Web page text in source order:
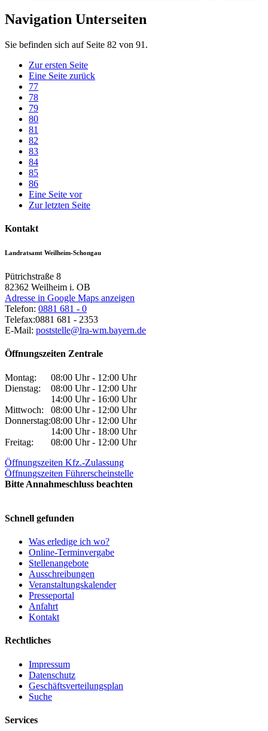
Navigation Unterseiten
Sie befinden sich auf Seite 82 von 91.
Zur ersten Seite
Eine Seite zurück
77
78
79
80
81
82
83
84
85
86
Eine Seite vor
Zur letzten Seite
Kontakt
Landratsamt Weilheim-Schongau
Pütrichstraße 8
82362 Weilheim i. OB
Adresse in Google Maps anzeigen
Telefon: 0881 681 - 0
Telefax:0881 681 - 2353
E-Mail: poststelle@lra-wm.bayern.de
Öffnungszeiten Zentrale
Montag:
08:00 Uhr - 12:00 Uhr
Dienstag:
08:00 Uhr - 12:00 Uhr
14:00 Uhr - 16:00 Uhr
Mittwoch:
08:00 Uhr - 12:00 Uhr
Donnerstag:08:00 Uhr - 12:00 Uhr
14:00 Uhr - 18:00 Uhr
Freitag:
08:00 Uhr - 12:00 Uhr
Öffnungszeiten Kfz.-Zulassung
Öffnungszeiten Führerscheinstelle
Bitte Annahmeschluss beachten
Schnell gefunden
Was erledige ich wo?
Online-Terminvergabe
Stellenangebote
Ausschreibungen
Veranstaltungskalender
Presseportal
Anfahrt
Kontakt
Rechtliches
Impressum
Datenschutz
Geschäftsverteilungsplan
Suche
Services